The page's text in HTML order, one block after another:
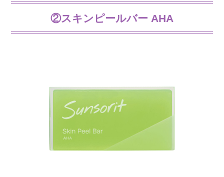
②スキンピールバー AHA